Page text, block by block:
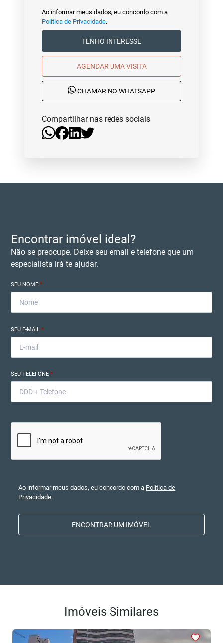
Ao informar meus dados, eu concordo com a
Política de Privacidade.
TENHO INTERESSE
AGENDAR UMA VISITA
CHAMAR NO WHATSAPP
Compartilhar nas redes sociais
Encontrar imóvel ideal?
Não se preocupe. Deixe seu email e telefone que um
especialista irá te ajudar.
SEU NOME*
SEU E-MAIL*
SEU TELEFONE*
Ao informar meus dados, eu concordo com a Política de
Privacidade.
ENCONTRAR UM IMÓVEL
Imóveis Similares
<<< <